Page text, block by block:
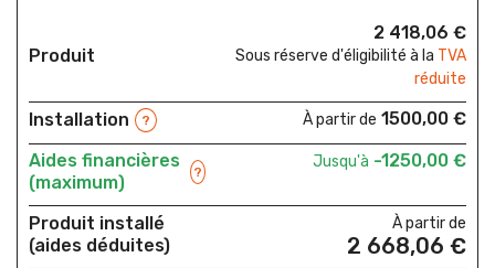
Produit
2 418,06 €
Sous réserve d'éligibilité à la TVA
réduite
Installation ? À partir de 1500,00 €
Aides financières
(maximum)
?
Jusqu'à -1250,00 €
Produit installé
(aides déduites)
À partir de
2 668,06 €